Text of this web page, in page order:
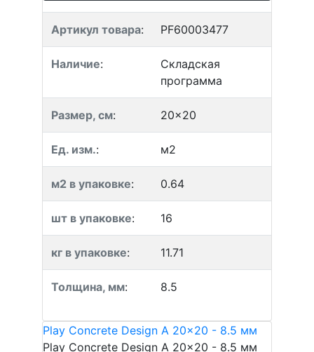
Артикул товара: PF60003477
Наличие:
Складская
программа
Размер, см: 20x20
Ед. изм.: м2
м2 в упаковке: 0.64
шт в упаковке: 16
кг в упаковке: 11.71
Толщина, мм: 8.5
Play Concrete Design A 20x20 - 8.5 мм
Play Concrete Design A 20x20 - 8.5 мм